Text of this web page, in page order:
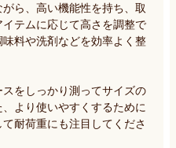
ら、高い機能性を持ち、取
テムに応じて高さを調整で
料や洗剤などを効率よく整
をしっかり測ってサイズの
より使いやすくするために
耐荷重にも注目してくださ